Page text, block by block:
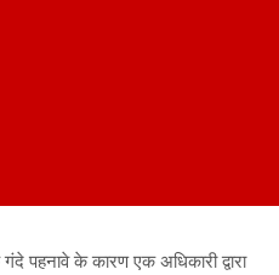
पहनावे के कारण एक अधिकारी द्वारा